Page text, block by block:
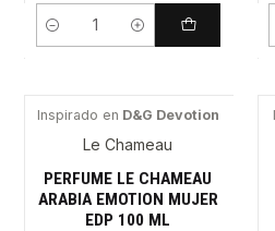
Cantidad
Inspirado en D&G Devotion
Le Chameau
PERFUME LE CHAMEAU
ARABIA EMOTION MUJER
EDP 100 ML